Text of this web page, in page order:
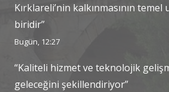
Kırklareli’nin kalkınmasının
biridir”
Bugün, 12:27
“Kaliteli hizmet ve teknolojik
geleceğini şekillendiriyor”